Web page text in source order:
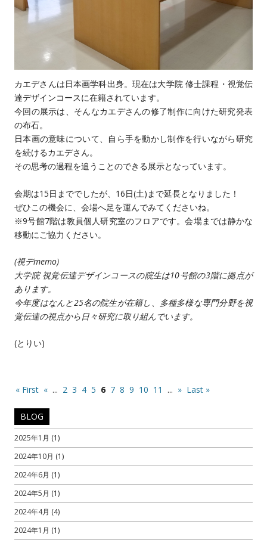
カエデさんは日本画学科出身。現在は大学院 修士課程・視覚伝
達デザインコースに在籍されています。
今回の展示は、そんなカエデさんの修了制作に向けた研究発表
の布石。
日本画の意味について、自ら手を動かし制作を行いながら研究
を続けるカエデさん。
その思考の過程を追うことのできる展示となっています。
会期は15日まででしたが、16日(土)まで延長となりました！
ぜひこの機会に、会場へ足を運んでみてくださいね。
※9号館7階は教員個人研究室のフロアです。会場までは静かな
移動にご協力ください。
(視デmemo)
大学院 視覚伝達デザインコースの院生は10号館の3階に拠点が
あります。
今年度はなんと25名の院生が在籍し、多種多様な専門分野を視
覚伝達の視点から日々研究に取り組んでいます。
(とりい)
« First « ... 2 3 4 5 6 7 8 9 10 11 ... » Last »
BLOG
2025年1月 (1)
2024年10月 (1)
2024年6月 (1)
2024年5月 (1)
2024年4月 (4)
2024年1月 (1)